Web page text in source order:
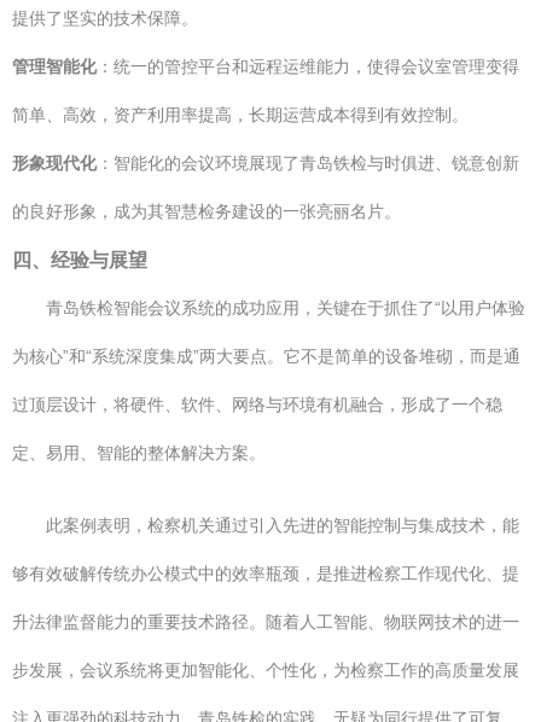
提供了坚实的技术保障。
管理智能化：统一的管控平台和远程运维能力，使得会议室管理变得
简单、高效，资产利用率提高，长期运营成本得到有效控制。
形象现代化：智能化的会议环境展现了青岛铁检与时俱进、锐意创新
的良好形象，成为其智慧检务建设的一张亮丽名片。
四、经验与展望
青岛铁检智能会议系统的成功应用，关键在于抓住了“以用户体验
为核心”和“系统深度集成”两大要点。它不是简单的设备堆砌，而是通
过顶层设计，将硬件、软件、网络与环境有机融合，形成了一个稳
定、易用、智能的整体解决方案。
此案例表明，检察机关通过引入先进的智能控制与集成技术，能
够有效破解传统办公模式中的效率瓶颈，是推进检察工作现代化、提
升法律监督能力的重要技术路径。随着人工智能、物联网技术的进一
步发展，会议系统将更加智能化、个性化，为检察工作的高质量发展